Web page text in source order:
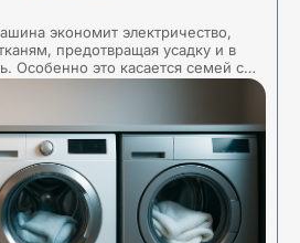
экономит электричество,
предотвращая усадку и в
Особенно это касается семей с
с влажным климатом,